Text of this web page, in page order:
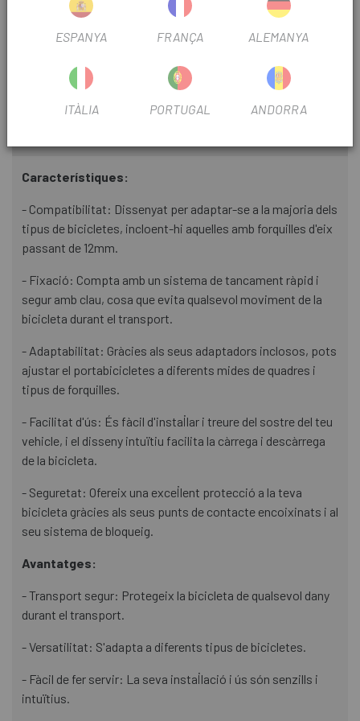
FITXA DE PRODUCTE
TEMPORADA
Característiques:
- Compatibilitat: Dissenyat per adaptar-se a la majoria dels
tipus de bicicletes, incloent-hi aquelles amb forquilles d'eix
passant de 12mm.
- Fixació: Compta amb un sistema de tancament ràpid i
segur amb clau, cosa que evita qualsevol moviment de la
bicicleta durant el transport.
- Adaptabilitat: Gràcies als seus adaptadors inclosos, pots
ajustar el portabicicletes a diferents mides de quadres i
tipus de forquilles.
- Facilitat d'ús: És fàcil d'instal·lar i treure del sostre del teu
vehicle, i el disseny intuïtiu facilita la càrrega i descàrrega
de la bicicleta.
- Seguretat: Ofereix una excel·lent protecció a la teva
bicicleta gràcies als seus punts de contacte encoixinats i al
seu sistema de bloqueig.
Avantatges:
- Transport segur: Protegeix la bicicleta de qualsevol dany
durant el transport.
- Versatilitat: S'adapta a diferents tipus de bicicletes.
- Fàcil de fer servir: La seva instal·lació i ús són senzills i
intuïtius.
ESPANYA FRANÇA ALEMANYA
ITÀLIA PORTUGAL ANDORRA